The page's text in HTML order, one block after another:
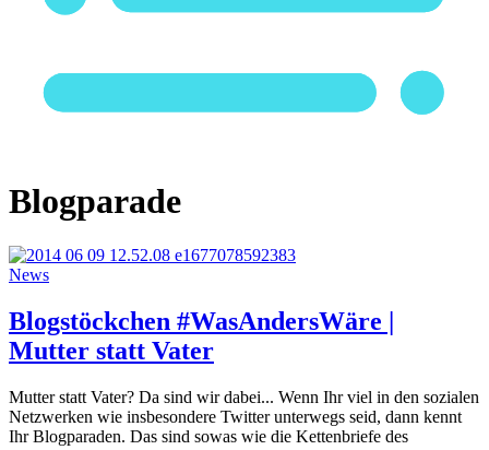
Blogparade
News
Blogstöckchen #WasAndersWäre |
Mutter statt Vater
Mutter statt Vater? Da sind wir dabei... Wenn Ihr viel in den sozialen
Netzwerken wie insbesondere Twitter unterwegs seid, dann kennt
Ihr Blogparaden. Das sind sowas wie die Kettenbriefe des